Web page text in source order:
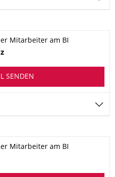
Mitarbeiter am BI
SENDEN
Mitarbeiter am BI